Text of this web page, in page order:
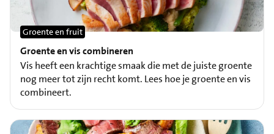
Groente en vis combineren
Groente en fruit
Vis heeft een krachtige smaak die met de juiste groente
nog meer tot zijn recht komt. Lees hoe je groente en vis
combineert.